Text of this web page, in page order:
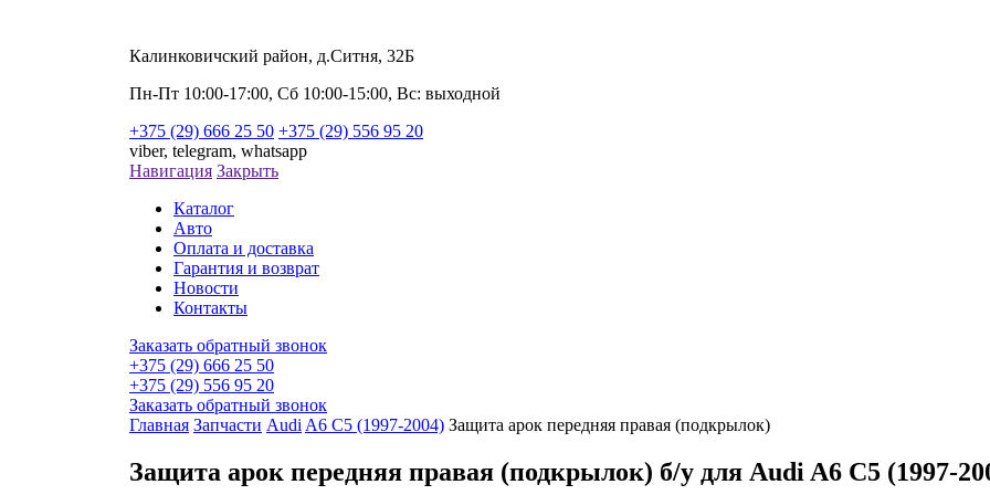
Калинковичский район, д.Ситня, 32Б
Пн-Пт 10:00-17:00, Сб 10:00-15:00, Вс: выходной
+375 (29) 666 25 50 +375 (29) 556 95 20
viber, telegram, whatsapp
Навигация Закрыть
Каталог
Авто
Оплата и доставка
Гарантия и возврат
Новости
Контакты
Заказать обратный звонок
+375 (29) 666 25 50
+375 (29) 556 95 20
Заказать обратный звонок
Главная Запчасти Audi A6 C5 (1997-2004) Защита арок передняя правая (подкрылок)
Защита арок передняя правая (подкрылок) б/у для Audi A6 C5 (1997-